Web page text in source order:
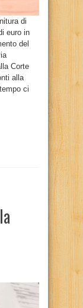
di
euro in
del
Corte
alla
ci